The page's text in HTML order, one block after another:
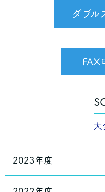
ダブル
FAX
大
2023年度